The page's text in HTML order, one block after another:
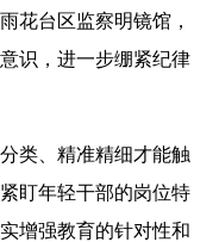
花台区监察明镜馆，
识，进一步绷紧纪律
、精准精细才能触
盯年轻干部的岗位特
增强教育的针对性和